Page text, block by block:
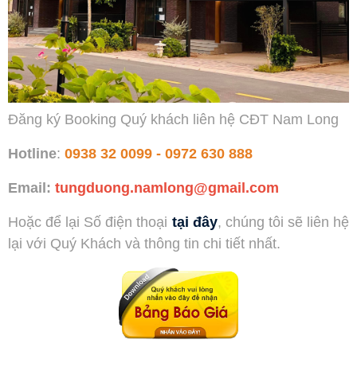
Đăng ký Booking Quý khách liên hệ CĐT Nam Long
Hotline: 0938 32 0099 - 0972 630 888
Email: tungduong.namlong@gmail.com
Hoặc để lại Số điện thoại tại đây, chúng tôi sẽ liên hệ
lại với Quý Khách và thông tin chi tiết nhất.